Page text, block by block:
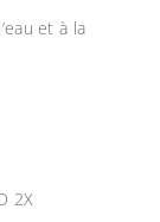
et à la
2X